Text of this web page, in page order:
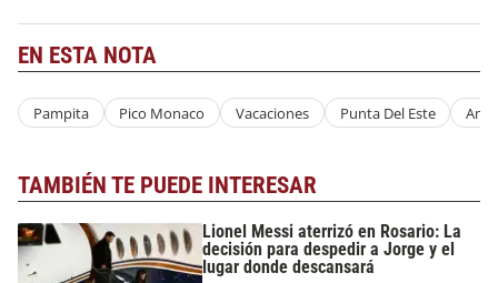
EN ESTA NOTA
Pampita Pico Monaco Vacaciones Punta Del Este
TAMBIÉN TE PUEDE INTERESAR
Lionel Messi aterrizó en Rosario: La
decisión para despedir a Jorge y el
lugar donde descansará